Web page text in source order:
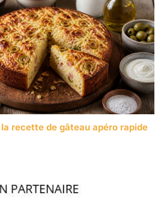
recette de gâteau apéro rapide